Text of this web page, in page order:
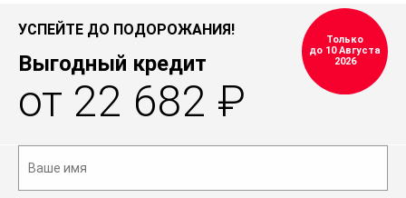
УСПЕЙТЕ ДО ПОДОРОЖАНИЯ!
Выгодный кредит
от 22 682 ₽
Только
до 10 Августа
2026